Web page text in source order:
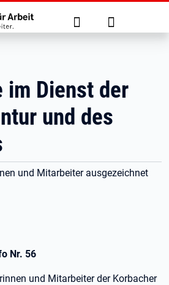
Suche Anmelden
im Dienst der
und des
und Mitarbeiter ausgezeichnet
Nr. 56
und Mitarbeiter der Korbacher